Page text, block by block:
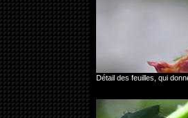
Détail des feuilles, qui